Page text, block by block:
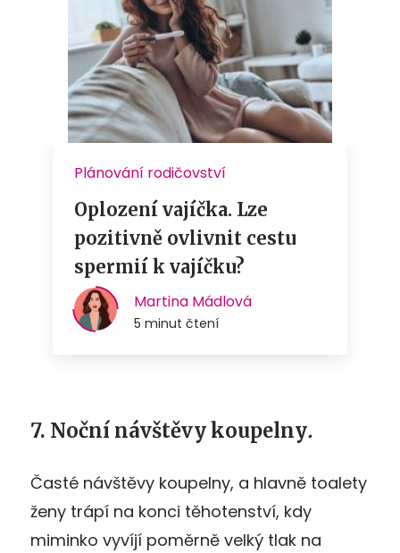
7. Noční návštěvy koupelny.
Časté návštěvy koupelny, a hlavně toalety
ženy trápí na konci těhotenství, kdy
miminko vyvíjí poměrně velký tlak na